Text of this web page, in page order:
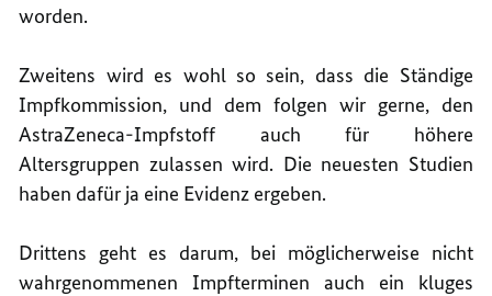
worden.
Zweitens wird es wohl so sein, dass die Ständige
Impfkommission, und dem folgen wir gerne, den
AstraZeneca-Impfstoff auch für höhere
Altersgruppen zulassen wird. Die neuesten Studien
haben dafür ja eine Evidenz ergeben.
Drittens geht es darum, bei möglicherweise nicht
wahrgenommenen Impfterminen auch ein kluges